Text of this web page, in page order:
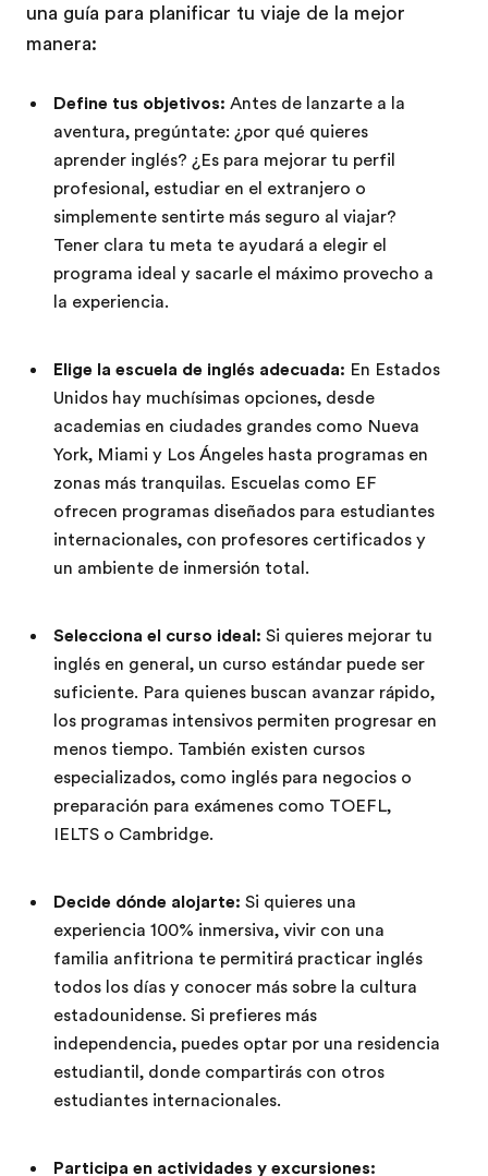
una guía para planificar tu viaje de la mejor
manera:
Define tus objetivos: Antes de lanzarte a la
aventura, pregúntate: ¿por qué quieres
aprender inglés? ¿Es para mejorar tu perfil
profesional, estudiar en el extranjero o
simplemente sentirte más seguro al viajar?
Tener clara tu meta te ayudará a elegir el
programa ideal y sacarle el máximo provecho a
la experiencia.
Elige la escuela de inglés adecuada: En Estados
Unidos hay muchísimas opciones, desde
academias en ciudades grandes como Nueva
York, Miami y Los Ángeles hasta programas en
zonas más tranquilas. Escuelas como EF
ofrecen programas diseñados para estudiantes
internacionales, con profesores certificados y
un ambiente de inmersión total.
Selecciona el curso ideal: Si quieres mejorar tu
inglés en general, un curso estándar puede ser
suficiente. Para quienes buscan avanzar rápido,
los programas intensivos permiten progresar en
menos tiempo. También existen cursos
especializados, como inglés para negocios o
preparación para exámenes como TOEFL,
IELTS o Cambridge.
Decide dónde alojarte: Si quieres una
experiencia 100% inmersiva, vivir con una
familia anfitriona te permitirá practicar inglés
todos los días y conocer más sobre la cultura
estadounidense. Si prefieres más
independencia, puedes optar por una residencia
estudiantil, donde compartirás con otros
estudiantes internacionales.
Participa en actividades y excursiones: